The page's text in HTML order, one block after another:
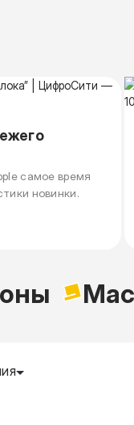
самое время
новинки.